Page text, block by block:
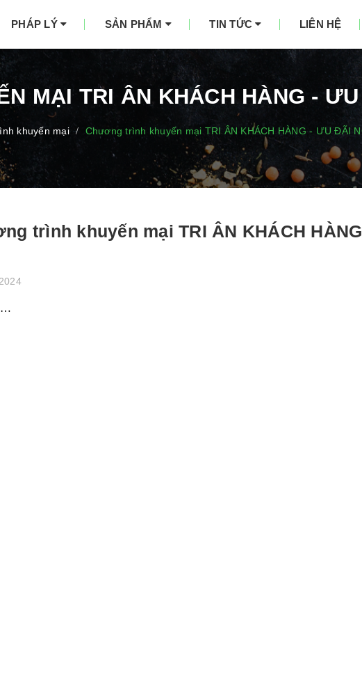
PHÁP LÝ SẢN PHẨM TIN TỨC LIÊN HỆ
MẠI TRI ÂN KHÁCH HÀNG -
khuyến mại / Chương trình khuyến mại TRI ÂN KHÁCH HÀNG - ƯU ĐÃI
trình khuyến mại TRI ÂN KHÁCH